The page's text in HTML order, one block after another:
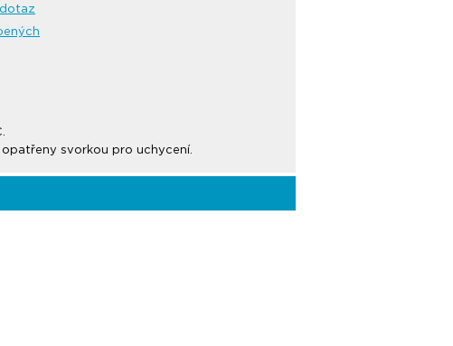
svorkou pro uchycení.